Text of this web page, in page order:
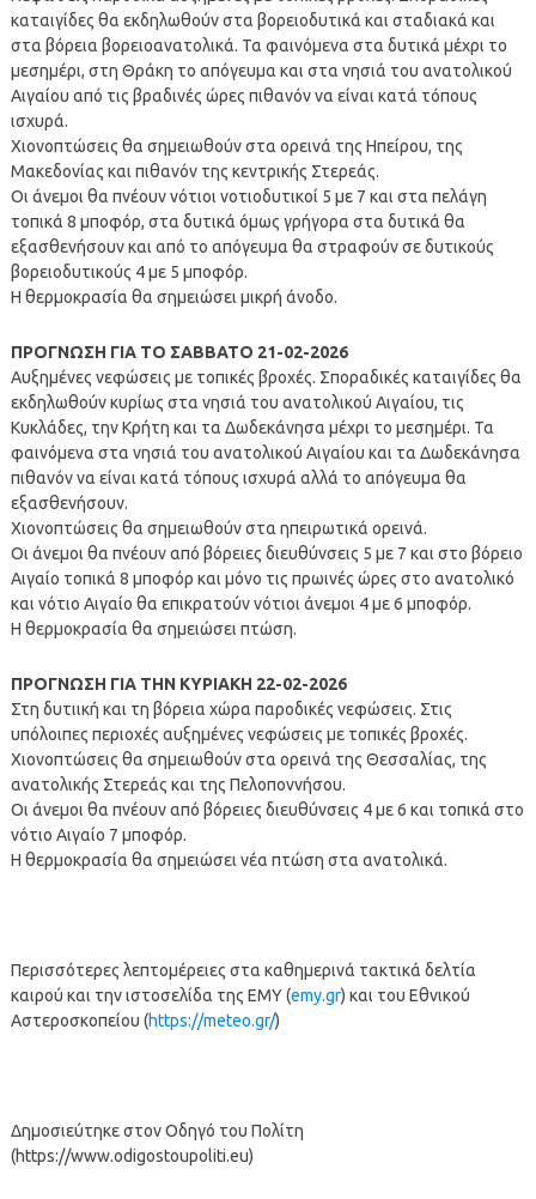
καταιγίδες θα εκδηλωθούν στα βορειοδυτικά και σταδιακά και
στα βόρεια βορειοανατολικά. Τα φαινόμενα στα δυτικά μέχρι το
μεσημέρι, στη Θράκη το απόγευμα και στα νησιά του ανατολικού
Αιγαίου από τις βραδινές ώρες πιθανόν να είναι κατά τόπους
ισχυρά.
Χιονοπτώσεις θα σημειωθούν στα ορεινά της Ηπείρου, της
Μακεδονίας και πιθανόν της κεντρικής Στερεάς.
Οι άνεμοι θα πνέουν νότιοι νοτιοδυτικοί 5 με 7 και στα πελάγη
τοπικά 8 μποφόρ, στα δυτικά όμως γρήγορα στα δυτικά θα
εξασθενήσουν και από το απόγευμα θα στραφούν σε δυτικούς
βορειοδυτικούς 4 με 5 μποφόρ.
Η θερμοκρασία θα σημειώσει μικρή άνοδο.
ΠΡΟΓΝΩΣΗ ΓΙΑ ΤΟ ΣΑΒΒΑΤΟ 21-02-2026
Αυξημένες νεφώσεις με τοπικές βροχές. Σποραδικές καταιγίδες θα
εκδηλωθούν κυρίως στα νησιά του ανατολικού Αιγαίου, τις
Κυκλάδες, την Κρήτη και τα Δωδεκάνησα μέχρι το μεσημέρι. Τα
φαινόμενα στα νησιά του ανατολικού Αιγαίου και τα Δωδεκάνησα
πιθανόν να είναι κατά τόπους ισχυρά αλλά το απόγευμα θα
εξασθενήσουν.
Χιονοπτώσεις θα σημειωθούν στα ηπειρωτικά ορεινά.
Οι άνεμοι θα πνέουν από βόρειες διευθύνσεις 5 με 7 και στο βόρειο
Αιγαίο τοπικά 8 μποφόρ και μόνο τις πρωινές ώρες στο ανατολικό
και νότιο Αιγαίο θα επικρατούν νότιοι άνεμοι 4 με 6 μποφόρ.
Η θερμοκρασία θα σημειώσει πτώση.
ΠΡΟΓΝΩΣΗ ΓΙΑ ΤΗΝ ΚΥΡΙΑΚΗ 22-02-2026
Στη δυτιική και τη βόρεια χώρα παροδικές νεφώσεις. Στις
υπόλοιπες περιοχές αυξημένες νεφώσεις με τοπικές βροχές.
Χιονοπτώσεις θα σημειωθούν στα ορεινά της Θεσσαλίας, της
ανατολικής Στερεάς και της Πελοποννήσου.
Οι άνεμοι θα πνέουν από βόρειες διευθύνσεις 4 με 6 και τοπικά στο
νότιο Αιγαίο 7 μποφόρ.
Η θερμοκρασία θα σημειώσει νέα πτώση στα ανατολικά.
Περισσότερες λεπτομέρειες στα καθημερινά τακτικά δελτία
καιρού και την ιστοσελίδα της ΕΜΥ (emy.gr) και του Εθνικού
Αστεροσκοπείου (https://meteo.gr/)
Δημοσιεύτηκε στον Οδηγό του Πολίτη
(https://www.odigostoupoliti.eu)